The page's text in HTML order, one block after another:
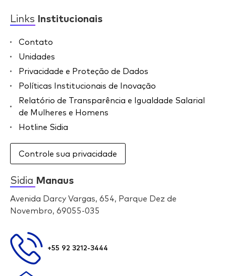
Links Institucionais
Contato
Unidades
Privacidade e Proteção de Dados
Políticas Institucionais de Inovação
Relatório de Transparência e Igualdade Salarial
de Mulheres e Homens
Hotline Sidia
Controle sua privacidade
Sidia Manaus
Avenida Darcy Vargas, 654, Parque Dez de
Novembro, 69055-035
+55 92 3212-3444